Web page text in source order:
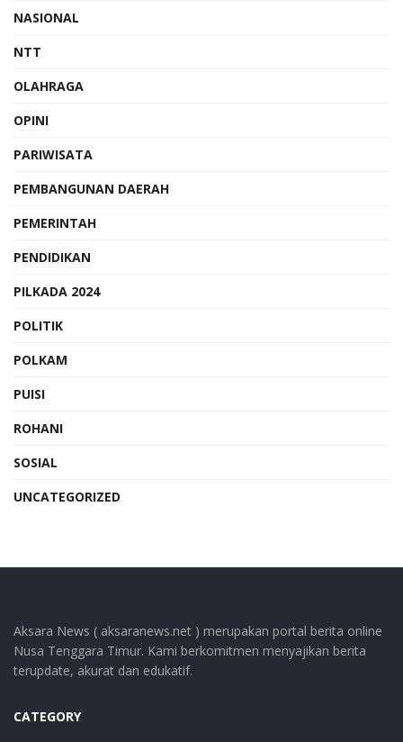
NASIONAL
NTT
OLAHRAGA
OPINI
PARIWISATA
PEMBANGUNAN DAERAH
PEMERINTAH
PENDIDIKAN
PILKADA 2024
POLITIK
POLKAM
PUISI
ROHANI
SOSIAL
UNCATEGORIZED
Aksara News ( aksaranews.net ) merupakan portal berita online
Nusa Tenggara Timur. Kami berkomitmen menyajikan berita
terupdate, akurat dan edukatif.
CATEGORY